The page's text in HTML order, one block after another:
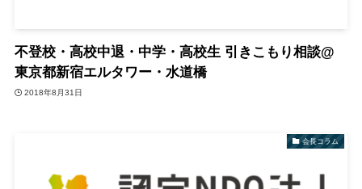
不登校・高校中退・中学・高校生 引きこもり相談@
東京都新宿エルタワー・水道橋
2018年8月31日
会長コラム